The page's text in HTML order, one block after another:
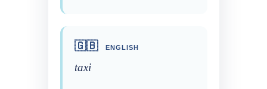
🇬🇧 ENGLISH
taxi